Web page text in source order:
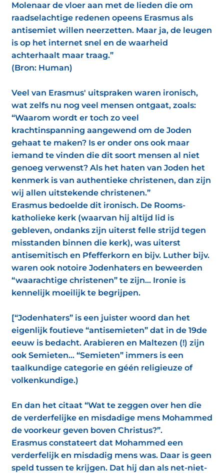
Molenaar de vloer aan met de lieden die om
raadselachtige redenen opeens Erasmus als
antisemiet willen neerzetten. Maar ja, de leugen
is op het internet snel en de waarheid
achterhaalt maar traag.”
(Bron: Human)
Veel van Erasmus' uitspraken waren ironisch,
wat zelfs nu nog veel mensen ontgaat, zoals:
“Waarom wordt er toch zo veel
krachtinspanning aangewend om de Joden
gehaat te maken? Is er onder ons ook maar
iemand te vinden die dit soort mensen al niet
genoeg verwenst? Als het haten van Joden het
kenmerk is van authentieke christenen, dan zijn
wij allen uitstekende christenen.”
Erasmus bedoelde dit ironisch. De Rooms-
katholieke kerk (waarvan hij altijd lid is
gebleven, ondanks zijn uiterst felle strijd tegen
misstanden binnen die kerk), was uiterst
antisemitisch en Pfefferkorn en bijv. Luther bijv.
waren ook notoire Jodenhaters en beweerden
“waarachtige christenen” te zijn... Ironie is
kennelijk moeilijk te begrijpen.
[“Jodenhaters” is een juister woord dan het
eigenlijk foutieve “antisemieten” dat in de 19de
eeuw is bedacht. Arabieren en Maltezen (!) zijn
ook Semieten... “Semieten” immers is een
taalkundige categorie en géén religieuze of
volkenkundige.)
En dan het citaat “Wat te zeggen over hen die
de verderfelijke en misdadige mens Mohammed
de voorkeur geven boven Christus?”.
Erasmus constateert dat Mohammed een
verderfelijk en misdadig mens was. Daar is geen
speld tussen te krijgen. Dat hij dan als net-niet-